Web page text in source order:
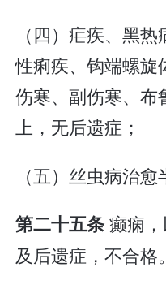
（四）疟疾、黑
性痢疾、钩端螺旋
伤寒、副伤寒、布
上，无后遗症；
（五）丝虫病治
第二十五条癫痫
及后遗症，不合格。